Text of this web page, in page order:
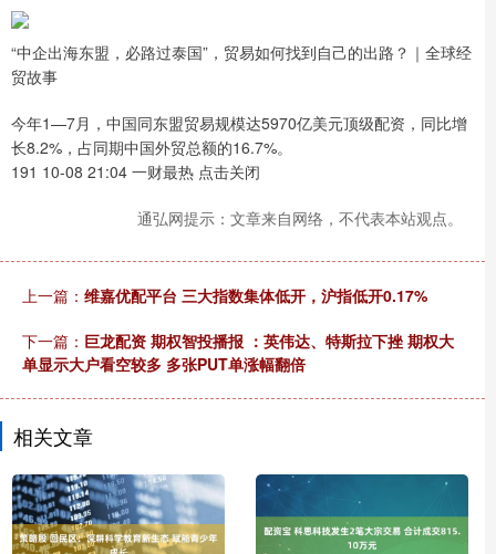
“中企出海东盟，必路过泰国”，贸易如何找到自己的出路？｜全球经
贸故事
今年1—7月，中国同东盟贸易规模达5970亿美元顶级配资，同比增
长8.2%，占同期中国外贸总额的16.7%。
191 10-08 21:04 一财最热 点击关闭
通弘网提示：文章来自网络，不代表本站观点。
上一篇： 维嘉优配平台 三大指数集体低开，沪指低开0.17%
下一篇： 巨龙配资 期权智投播报 ：英伟达、特斯拉下挫 期权大
单显示大户看空较多 多张PUT单涨幅翻倍
相关文章